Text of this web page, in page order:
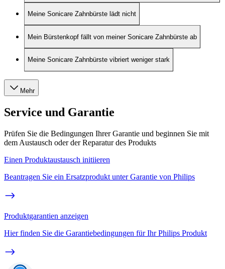
Meine Sonicare Zahnbürste lädt nicht
Mein Bürstenkopf fällt von meiner Sonicare Zahnbürste ab
Meine Sonicare Zahnbürste vibriert weniger stark
Mehr
Service und Garantie
Prüfen Sie die Bedingungen Ihrer Garantie und beginnen Sie mit
dem Austausch oder der Reparatur des Produkts
Einen Produktaustausch initiieren
Beantragen Sie ein Ersatzprodukt unter Garantie von Philips
Produktgarantien anzeigen
Hier finden Sie die Garantiebedingungen für Ihr Philips Produkt